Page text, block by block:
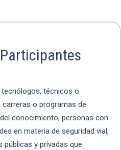
Participantes
tecnólogos, técnicos o
o programas de
conocimiento; personas con
en materia de seguridad vial,
públicas y privadas que